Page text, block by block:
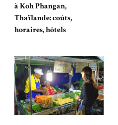
à Koh Phangan,
Thaïlande: coûts,
horaires, hôtels